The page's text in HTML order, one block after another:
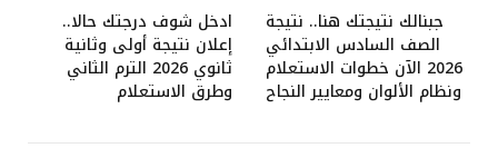
جبنالك نتيجتك هنا.. نتيجة
الصف السادس الابتدائي
2026 الآن خطوات الاستعلام
ونظام الألوان ومعايير النجاح
ادخل شوف درجتك حالا..
إعلان نتيجة أولى وثانية
ثانوي 2026 الترم الثاني
وطرق الاستعلام